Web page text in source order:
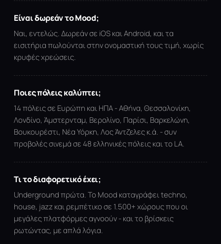
Είναι δωρεάν το Mood;
Ναι, εντελώς. Δωρεάν σε iOS και Android, και τα
εισιτήρια πωλούνται στην ονομαστική τους τιμή, χωρίς
κρυφές χρεώσεις.
Ποιες πόλεις καλύπτει;
14 πόλεις σε Ευρώπη και ΗΠΑ - Αθήνα, Θεσσαλονίκη,
Λονδίνο, Άμστερνταμ, Βερολίνο, Παρίσι, Βαρκελώνη,
Βουκουρέστι, Νέα Υόρκη, Λος Άντζελες κ.ά. - συν
προβολές σινεμά σε 48 ελληνικές πόλεις και το LA.
Τι το διαφορετικό έχει;
Underground πρώτα. Το Mood καταγράφει techno,
house, jazz και ρεμπέτικο σε 1.500+ χώρους που οι
μεγάλες πλατφόρμες αγνοούν - και το βρίσκεις
ρωτώντας, με απλά λόγια.